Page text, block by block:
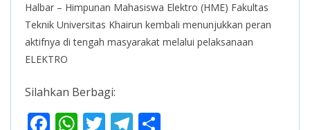
Halbar – Himpunan Mahasiswa Elektro (HME) Fakultas
Teknik Universitas Khairun kembali menunjukkan peran
aktifnya di tengah masyarakat melalui pelaksanaan
ELEKTRO
Silahkan Berbagi:
F W T T